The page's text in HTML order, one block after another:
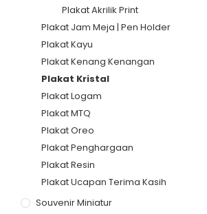
Plakat Akrilik Print
Plakat Jam Meja | Pen Holder
Plakat Kayu
Plakat Kenang Kenangan
Plakat Kristal
Plakat Logam
Plakat MTQ
Plakat Oreo
Plakat Penghargaan
Plakat Resin
Plakat Ucapan Terima Kasih
Souvenir Miniatur